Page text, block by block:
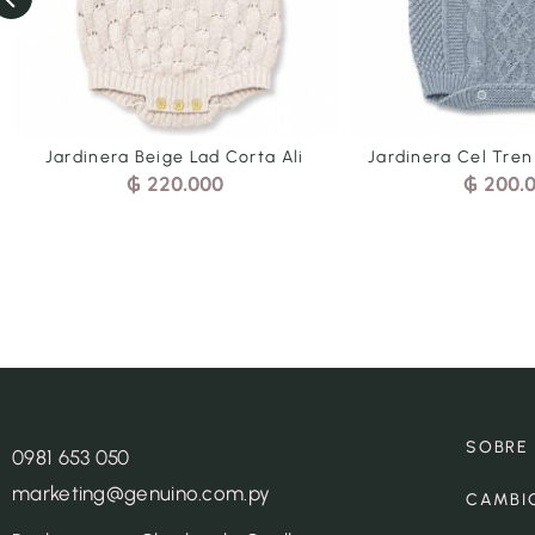
Corta Ali Jardinera Cel Tren Arr Corta Bra
0981 653 050
marketing@genuino.com.py
SOBRE